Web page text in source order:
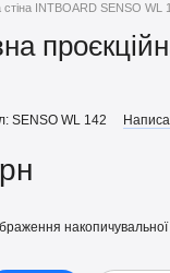
стіна INTBOARD SENSO WL
SENSO WL 142